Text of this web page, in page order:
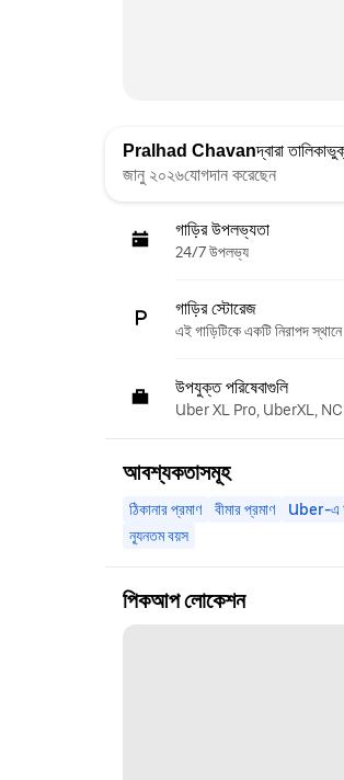
Pralhad Chavanদ্বারা
জানু ২০২৬যোগদান করেছেন
গাড়ির উপলভ্যতা
24/7 উপলভ্য
গাড়ির স্টোরেজ
এই গাড়িটিকে একটি নিরাপদ
উপযুক্ত পরিষেবাগুলি
Uber XL Pro, UberXL,
আবশ্যকতাসমূহ
ঠিকানার প্রমাণ বীমার প্রমাণ Uber-এ
ন্যূনতম বয়স
পিকআপ লোকেশন